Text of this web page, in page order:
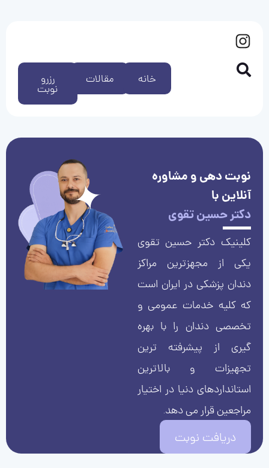
رزرو
نوبت
مقالات خانه
نوبت دهی و مشاوره
آنلاین با
دکتر حسین تقوی
کلینیک دکتر حسین تقوی
یکی از مجهزترین مراکز
دندان پزشکی در ایران است
که کلیه خدمات عمومی و
تخصصی دندان را با بهره
گیری از پیشرفته ترین
تجهیزات و بالاترین
استانداردهای دنیا در اختیار
مراجعین قرار می دهد.
دریافت نوبت